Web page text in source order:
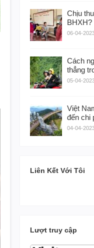
Chịu
BHXH?
06-04-
Cách
thẳng
05-04-
Việt
đến chi
04-04-
Liên Kết Với Tôi
Lượt truy cập